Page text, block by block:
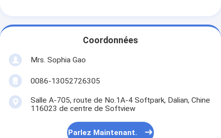
Coordonnées
Mrs. Sophia Gao
0086-13052726305
Salle A-705, route de No.1A-4 Softpark, Dalian, Chine
116023 de centre de Softview
Parlez Maintenant.